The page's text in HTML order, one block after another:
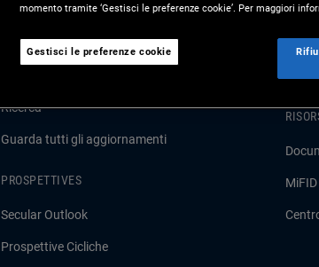
ULTIMI AGGIORNAMENTI
Commento di Mercato
Ricerca
Guarda tutti gli aggiornamenti
PROSPETTIVES
Secular Outlook
Prospettive Cicliche
MiFID
momento tramite ‘Gestisci le preferenze cookie’. Per maggiori
Gestisci le preferenze cookie